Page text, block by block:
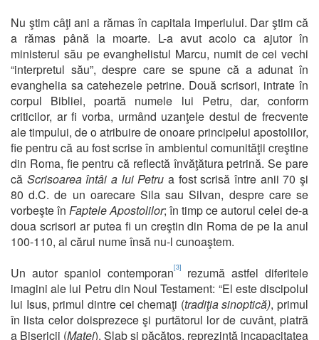
Nu ştim câţi ani a rămas în capitala imperiului. Dar ştim că
a rămas până la moarte. L-a avut acolo ca ajutor în
ministerul său pe evanghelistul Marcu, numit de cei vechi
“interpretul său”, despre care se spune că a adunat în
evanghelia sa catehezele petrine. Două scrisori, intrate în
corpul Bibliei, poartă numele lui Petru, dar, conform
criticilor, ar fi vorba, urmând uzanţele destul de frecvente
ale timpului, de o atribuire de onoare principelui apostolilor,
fie pentru că au fost scrise în ambientul comunităţii creştine
din Roma, fie pentru că reflectă învăţătura petrină. Se pare
că Scrisoarea întâi a lui Petru a fost scrisă între anii 70 şi
80 d.C. de un oarecare Sila sau Silvan, despre care se
vorbeşte în Faptele Apostolilor; în timp ce autorul celei de-a
doua scrisori ar putea fi un creştin din Roma de pe la anul
100-110, al cărui nume însă nu-l cunoaştem.
Un autor spaniol contemporan[3]
rezumă astfel diferitele
imagini ale lui Petru din Noul Testament: “El este discipolul
lui Isus, primul dintre cei chemaţi (tradiţia sinoptică), primul
în lista celor doisprezece şi purtătorul lor de cuvânt, piatră
a Bisericii (Matei). Slab şi păcătos, reprezintă incapacitatea